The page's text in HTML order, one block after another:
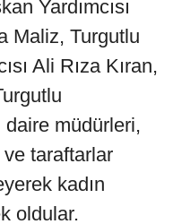
Yardımcısı
Maliz, Turgutlu
Ali Rıza Kıran,
müdürleri,
taraftarlar
kadın
oldular.